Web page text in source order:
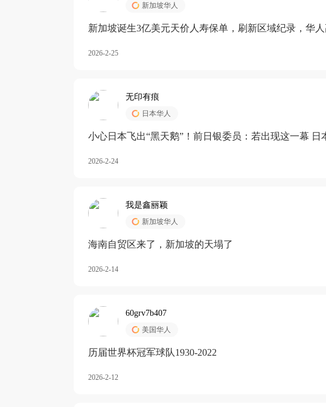
新加坡华人
新加坡诞生3亿美元天价人寿保单，刷新区域纪录，华
2026-2-25
无印有痕
日本华人
小心日本飞出“黑天鹅”！前日银委员：若出现这一幕 日
2026-2-24
我是鑫丽颖
新加坡华人
海南自贸区来了，新加坡的天塌了
2026-2-14
60grv7b407
美国华人
历届世界杯冠军球队1930-2022
2026-2-12